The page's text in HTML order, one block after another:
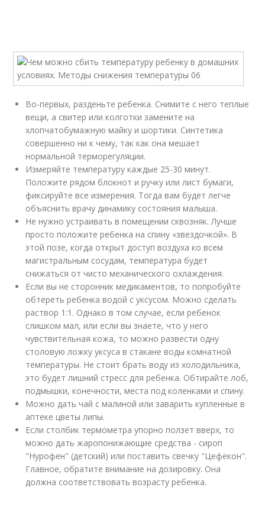
Во-первых, разденьте ребенка. Снимите с него теплые
вещи, а свитер или колготки замените на
хлопчатобумажную майку и шортики. Синтетика
совершенно ни к чему, так как она мешает
нормальной терморегуляции.
Измеряйте температуру каждые 25-30 минут.
Положите рядом блокнот и ручку или лист бумаги,
фиксируйте все измерения. Тогда вам будет легче
объяснить врачу динамику состояния малыша.
Не нужно устраивать в помещении сквозняк. Лучше
просто положите ребенка на спину «звездочкой». В
этой позе, когда открыт доступ воздуха ко всем
магистральным сосудам, температура будет
снижаться от чисто механического охлаждения.
Если вы не сторонник медикаментов, то попробуйте
обтереть ребенка водой с уксусом. Можно сделать
раствор 1:1. Однако в том случае, если ребенок
слишком мал, или если вы знаете, что у него
чувствительная кожа, то можно развести одну
столовую ложку уксуса в стакане воды комнатной
температуры. Не стоит брать воду из холодильника,
это будет лишний стресс для ребенка. Обтирайте лоб,
подмышки, конечности, места под коленками и спину.
Можно дать чай с малиной или заварить купленные в
аптеке цветы липы.
Если столбик термометра упорно ползет вверх, то
можно дать жаропонижающие средства - сироп
"Нурофен" (детский) или поставить свечку "Цефекон".
Главное, обратите внимание на дозировку. Она
должна соответствовать возрасту ребенка.